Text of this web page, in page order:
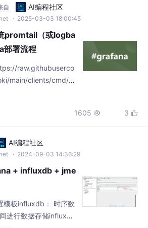
z
自 AI编程社区
· 2025-03-03 18:00:45
promtail（或logba
署流程
raw.githubuserco
main/clients/cmd/pr
1605  3 
AI编程社区
· 2024-09-03 14:36:29
+ influxdb + jme
模板influxdb： 时序数
进行数据存储influxd